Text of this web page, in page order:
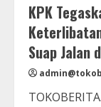
KPK
Suap Jalan